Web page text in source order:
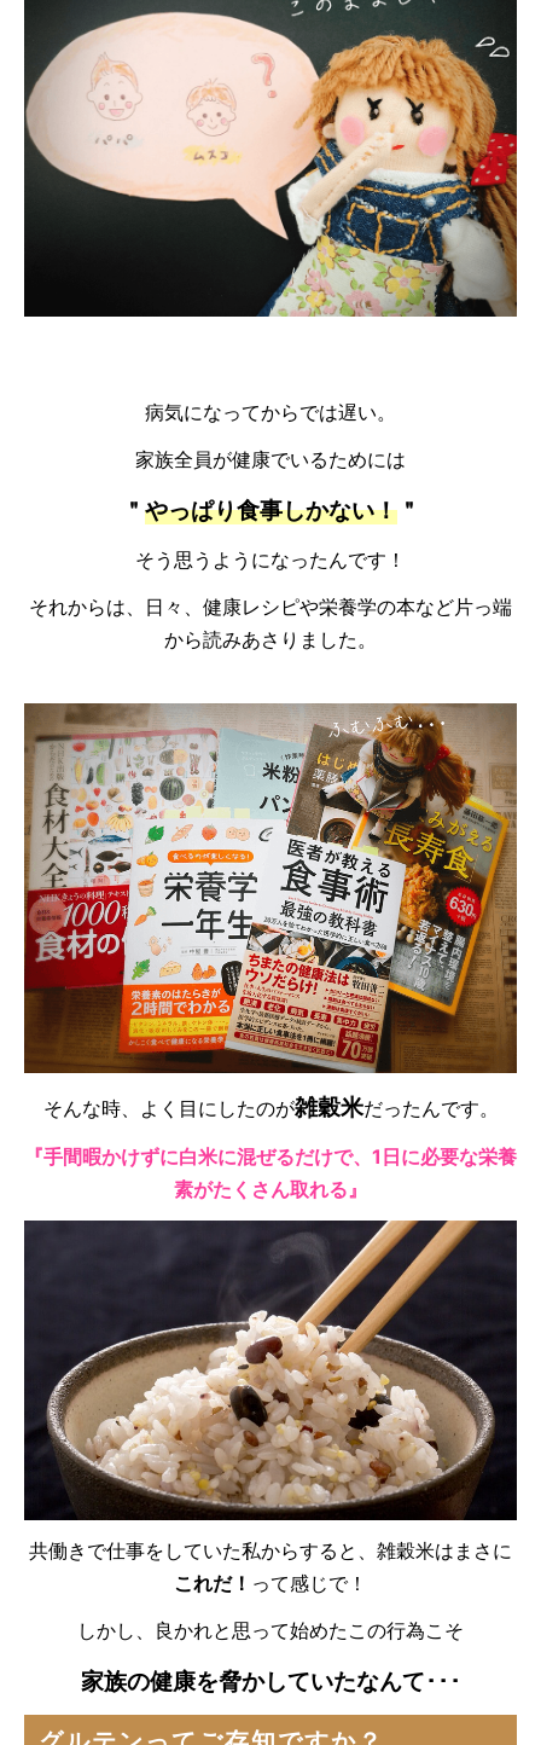
病気になってからでは遅い。
家族全員が健康でいるためには
＂ やっぱり食事しかない！＂
そう思うようになったんです！
それからは、日々、健康レシピや栄養学の本など片っ端
から読みあさりました。
そんな時、よく目にしたのが雑穀米だったんです。
『手間暇かけずに白米に混ぜるだけで、1日に必要な栄養
素がたくさん取れる』
共働きで仕事をしていた私からすると、雑穀米はまさに
これだ！ って感じで！
しかし、良かれと思って始めたこの行為こそ
家族の健康を脅かしていたなんて･･･